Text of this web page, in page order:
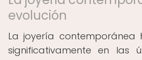
evolución
La joyería contemporánea
significativamente en las